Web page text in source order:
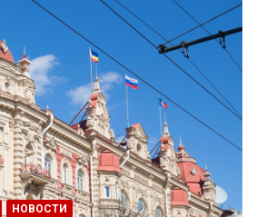
НОВОСТИ